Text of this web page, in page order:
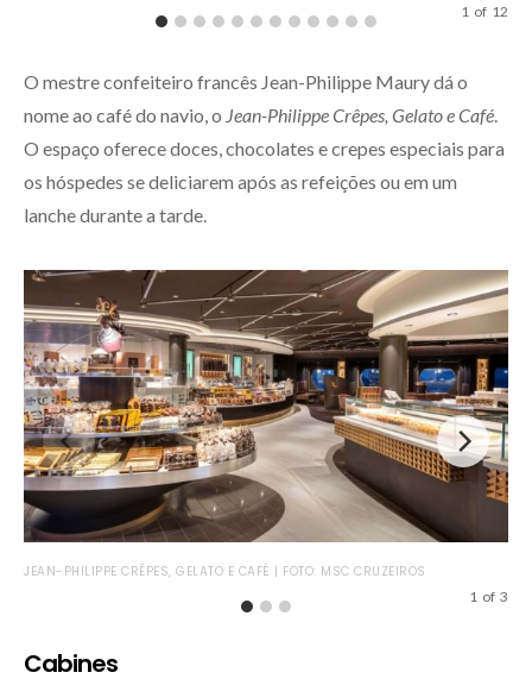
1 of 12
O mestre confeiteiro francês Jean-Philippe Maury dá o
nome ao café do navio, o Jean-Philippe Crêpes, Gelato e Café
O espaço oferece doces, chocolates e crepes especiais para
os hóspedes se deliciarem após as refeições ou em um
lanche durante a tarde.
JEAN-PHILIPPE CRÊPES, GELATO E CAFÉ | FOTO: MSC CRUZEIROS
1 of 3
Cabines